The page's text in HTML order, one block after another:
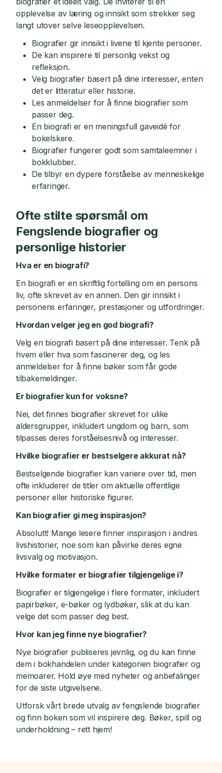
opplevelse av læring og innsikt som strekker seg
langt utover selve leseopplevelsen.
Biografier gir innsikt i livene til kjente personer.
De kan inspirere til personlig vekst og
refleksjon.
Velg biografier basert på dine interesser, enten
det er litteratur eller historie.
Les anmeldelser for å finne biografier som
passer deg.
En biografi er en meningsfull gaveidé for
bokelskere.
Biografier fungerer godt som samtaleemner i
bokklubber.
De tilbyr en dypere forståelse av menneskelige
erfaringer.
Ofte stilte spørsmål om
Fengslende biografier og
personlige historier
Hva er en biografi?
En biografi er en skriftlig fortelling om en persons
liv, ofte skrevet av en annen. Den gir innsikt i
personens erfaringer, prestasjoner og utfordringer.
Hvordan velger jeg en god biografi?
Velg en biografi basert på dine interesser. Tenk på
hvem eller hva som fascinerer deg, og les
anmeldelser for å finne bøker som får gode
tilbakemeldinger.
Er biografier kun for voksne?
Nei, det finnes biografier skrevet for ulike
aldersgrupper, inkludert ungdom og barn, som
tilpasses deres forståelsesnivå og interesser.
Hvilke biografier er bestselgere akkurat nå?
Bestselgende biografier kan variere over tid, men
ofte inkluderer de titler om aktuelle offentlige
personer eller historiske figurer.
Kan biografier gi meg inspirasjon?
Absolutt! Mange lesere finner inspirasjon i andres
livshistorier, noe som kan påvirke deres egne
livsvalg og motivasjon.
Hvilke formater er biografier tilgjengelige i?
Biografier er tilgjengelige i flere formater, inkludert
papirbøker, e-bøker og lydbøker, slik at du kan
velge det som passer deg best.
Hvor kan jeg finne nye biografier?
Nye biografier publiseres jevnlig, og du kan finne
dem i bokhandelen under kategorien biografier og
memoarer. Hold øye med nyheter og anbefalinger
for de siste utgivelsene.
Utforsk vårt brede utvalg av fengslende biografier
og finn boken som vil inspirere deg. Bøker, spill og
underholdning – rett hjem!